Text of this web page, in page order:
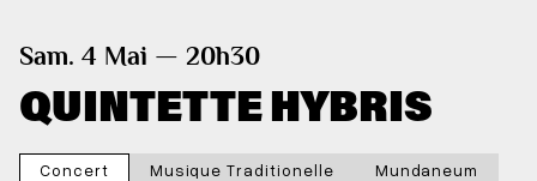
Sam. 4 Mai — 20h30
QUINTETTE HYBRIS
Concert Musique Traditionelle
Mundaneum